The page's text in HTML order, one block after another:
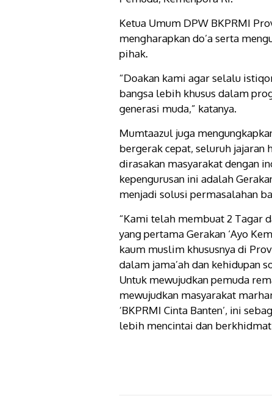
Ketua Umum DPW BKPRMI
mengharapkan do’a serta
pihak.
“Doakan kami agar selalu
bangsa lebih khusus dalam
generasi muda,” katanya.
Mumtaazul juga
bergerak cepat, seluruh
dirasakan masyarakat dengan
kepengurusan ini adalah
menjadi solusi permasalahan
“Kami telah membuat 2 Tagar
yang pertama Gerakan ‘Ayo
kaum muslim khususnya di
dalam jama’ah dan kehidupan
Untuk mewujudkan pemuda
mewujudkan masyarakat
‘BKPRMI Cinta Banten’, ini
lebih mencintai dan berkhidmat